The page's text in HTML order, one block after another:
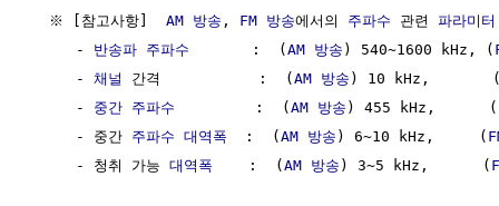
  ※ [참고사항]
AM 방송 , FM 방송에서의 주파수 관련 파라미터
     -
반송파 주파수
       :  (
AM 방송 ) 540~1600 kHz, (
     -
채널 간격           :  ( AM 방송 ) 10 kHz,
     -
중간 주파수
         :  (
AM 방송 ) 455 kHz,      (
     - 중간
주파수 대역폭
  :  (
AM 방송 ) 6~10 kHz,     (
     - 청취 가능
대역폭
    :  (
AM 방송 ) 3~5 kHz,      (